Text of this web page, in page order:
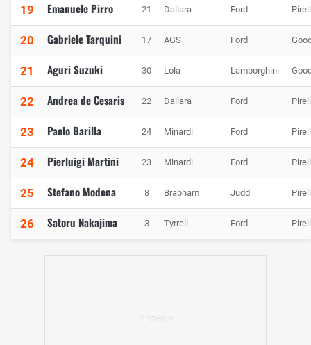
19 Emanuele Pirro 21 Dallara Ford
20 Gabriele Tarquini 17 AGS Ford
21 Aguri Suzuki 30 Lola Lamborghini
22 Andrea de Cesaris 22 Dallara Ford
23 Paolo Barilla 24 Minardi Ford
24 Pierluigi Martini 23 Minardi Ford
25 Stefano Modena 8 Brabham Judd
26 Satoru Nakajima 3 Tyrrell Ford